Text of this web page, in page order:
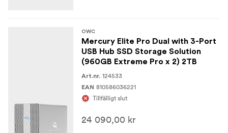
OWC
Mercury Elite Pro Dual with 3-Port
USB Hub SSD Storage Solution
(960GB Extreme Pro x 2) 2TB
Art.nr. 124533
EAN 810586036221
Tillfälligt slut
24 090,00 kr